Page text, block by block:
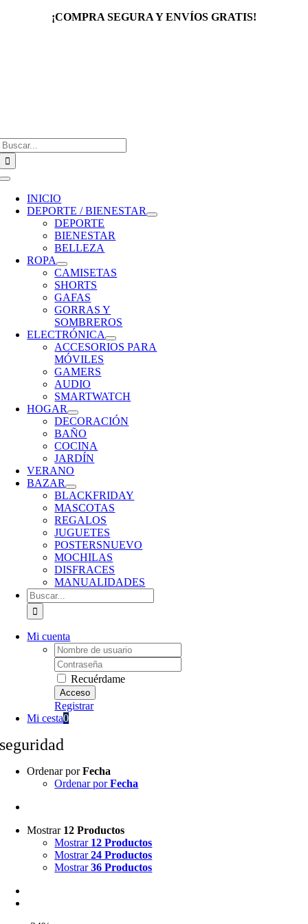
¡COMPRA SEGURA Y ENVÍOS GRATIS!
Toggle
Navigation
INICIO
DEPORTE / BIENESTAR
DEPORTE
BIENESTAR
BELLEZA
ROPA
CAMISETAS
SHORTS
GAFAS
GORRAS Y
SOMBREROS
ELECTRÓNICA
ACCESORIOS PARA
MÓVILES
GAMERS
AUDIO
SMARTWATCH
HOGAR
DECORACIÓN
BAÑO
COCINA
JARDÍN
VERANO
BAZAR
BLACKFRIDAY
MASCOTAS
REGALOS
JUGUETES
POSTERSNUEVO
MOCHILAS
DISFRACES
MANUALIDADES
Buscar:
Mi cuenta
Username:
Password:
Recuérdame
Registrar
Mi cesta0
seguridad
Ordenar porFecha
Ordenar porFecha
Mostrar 12 Productos
Mostrar 12 Productos
Mostrar24 Productos
Mostrar36 Productos